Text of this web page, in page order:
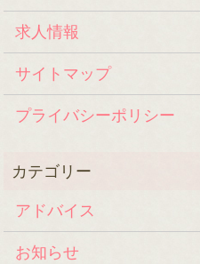
求人情報
サイトマップ
プライバシーポリシー
アドバイス
お知らせ